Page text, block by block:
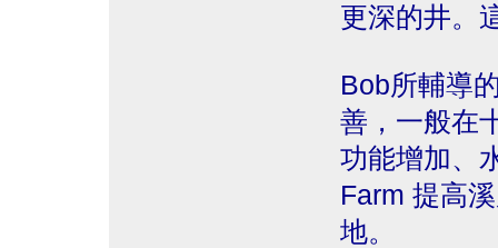
更深的井。
Bob所輔導
善，一般在
功能增加、
Farm 提高
地。